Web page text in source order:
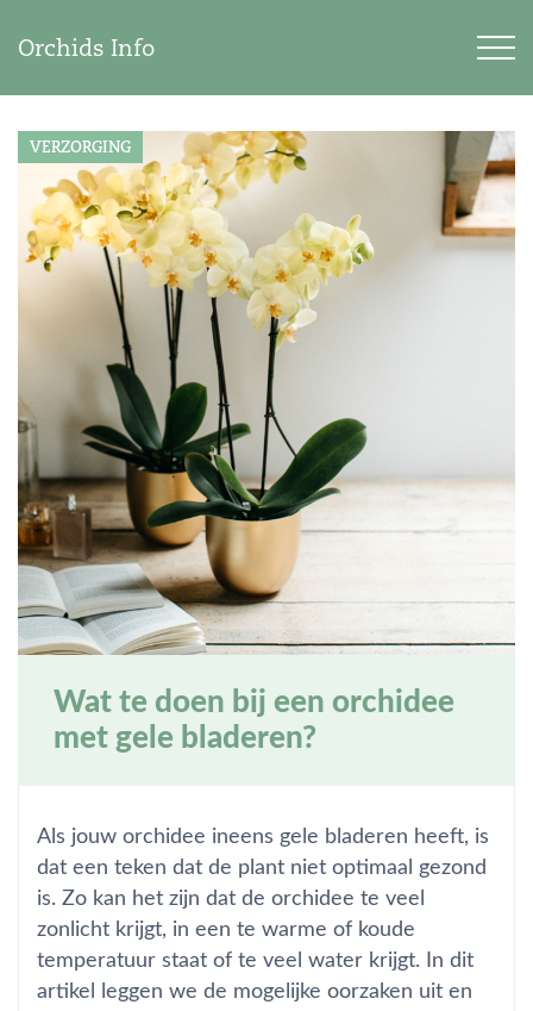
Orchids Info
VERZORGING
Wat te doen bij een orchidee
met gele bladeren?
Als jouw orchidee ineens gele bladeren heeft, is
dat een teken dat de plant niet optimaal gezond
is. Zo kan het zijn dat de orchidee te veel
zonlicht krijgt, in een te warme of koude
temperatuur staat of te veel water krijgt. In dit
artikel leggen we de mogelijke oorzaken uit en